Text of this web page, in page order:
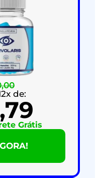
de:
Grátis